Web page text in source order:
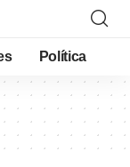
Política